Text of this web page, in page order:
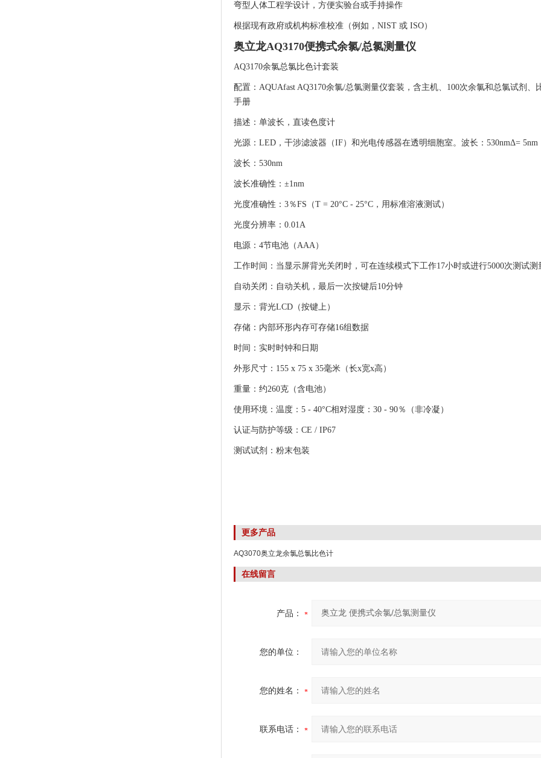
弯型人体工程学设计，方便实验台或手持操作
根据现有政府或机构标准校准（例如，NIST 或 ISO）
奥立龙AQ3170便携式余氯/总氯测量仪
AQ3170余氯总氯比色计套装
配置：AQUAfast AQ3170余氯/总氯测量仪套装，含主机、100次余氯和总氯试剂
手册
描述：单波长，直读色度计
光源：LED，干涉滤波器（IF）和光电传感器在透明细胞室。波长：530nmΔ= 5nm
波长：530nm
波长准确性：±1nm
光度准确性：3％FS（T = 20°C - 25°C，用标准溶液测试）
光度分辨率：0.01A
电源：4节电池（AAA）
工作时间：当显示屏背光关闭时，可在连续模式下工作17小时或进行5000次测试测
自动关闭：自动关机，最后一次按键后10分钟
显示：背光LCD（按键上）
存储：内部环形内存可存储16组数据
时间：实时时钟和日期
外形尺寸：155 x 75 x 35毫米（长x宽x高）
重量：约260克（含电池）
使用环境：温度：5 - 40°C相对湿度：30 - 90％（非冷凝）
认证与防护等级：CE / IP67
测试试剂：粉末包装
更多产品
AQ3070奥立龙余氯总氯比色计
在线留言
产品：
您的单位：
您的姓名：
联系电话：